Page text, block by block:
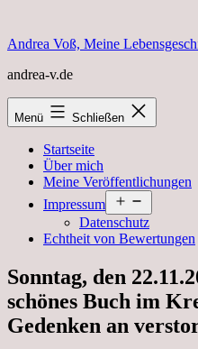
Andrea Voß, Meine
andrea-v.de
Menü Schließen
Startseite
Über mich
Meine Veröffentlichungen
Impressum
öffnen
Datenschutz
Echtheit von Bewertungen
Sonntag, den
schönes Buch im
Gedenken an